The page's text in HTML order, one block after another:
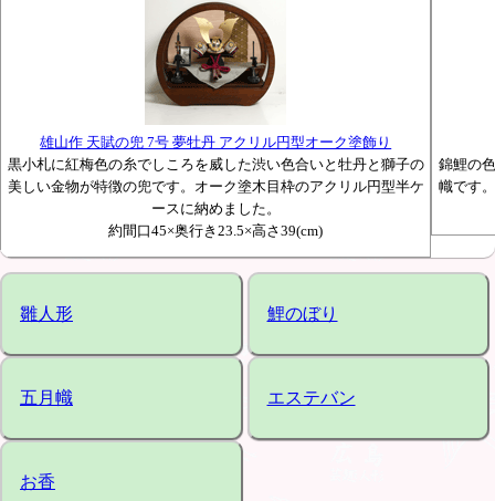
雄山作 天賦の兜 7号 夢牡丹 アクリル円型オーク塗飾り
黒小札に紅梅色の糸でしころを威した渋い色合いと牡丹と獅子の
美しい金物が特徴の兜です。オーク塗木目枠のアクリル円型半ケ
ースに納めました。
約間口45×奥行き23.5×高さ39(cm)
錦鯉の
幟です
雛人形 鯉のぼり
五月幟 エステバン
お香